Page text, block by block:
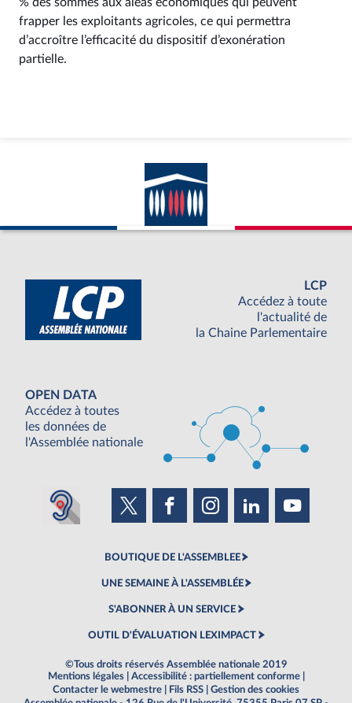
frapper les exploitants agricoles, ce qui permettra
d’accroître l’efficacité du dispositif d’exonération
partielle.
LCP
Accédez à toute
l'actualité de
la Chaine Parlementaire
OPEN DATA
Accédez à toutes
les données de
l'Assemblée nationale
BOUTIQUE DE L'ASSEMBLEE
UNE SEMAINE À L'ASSEMBLÉE
S'ABONNER À UN SERVICE
OUTIL D'ÉVALUATION LEXIMPACT
©Tous droits réservés Assemblée nationale 2019
Mentions légales
Accessibilité : partiellement conforme
Contacter le webmestre
Fils RSS
Gestion des cookies